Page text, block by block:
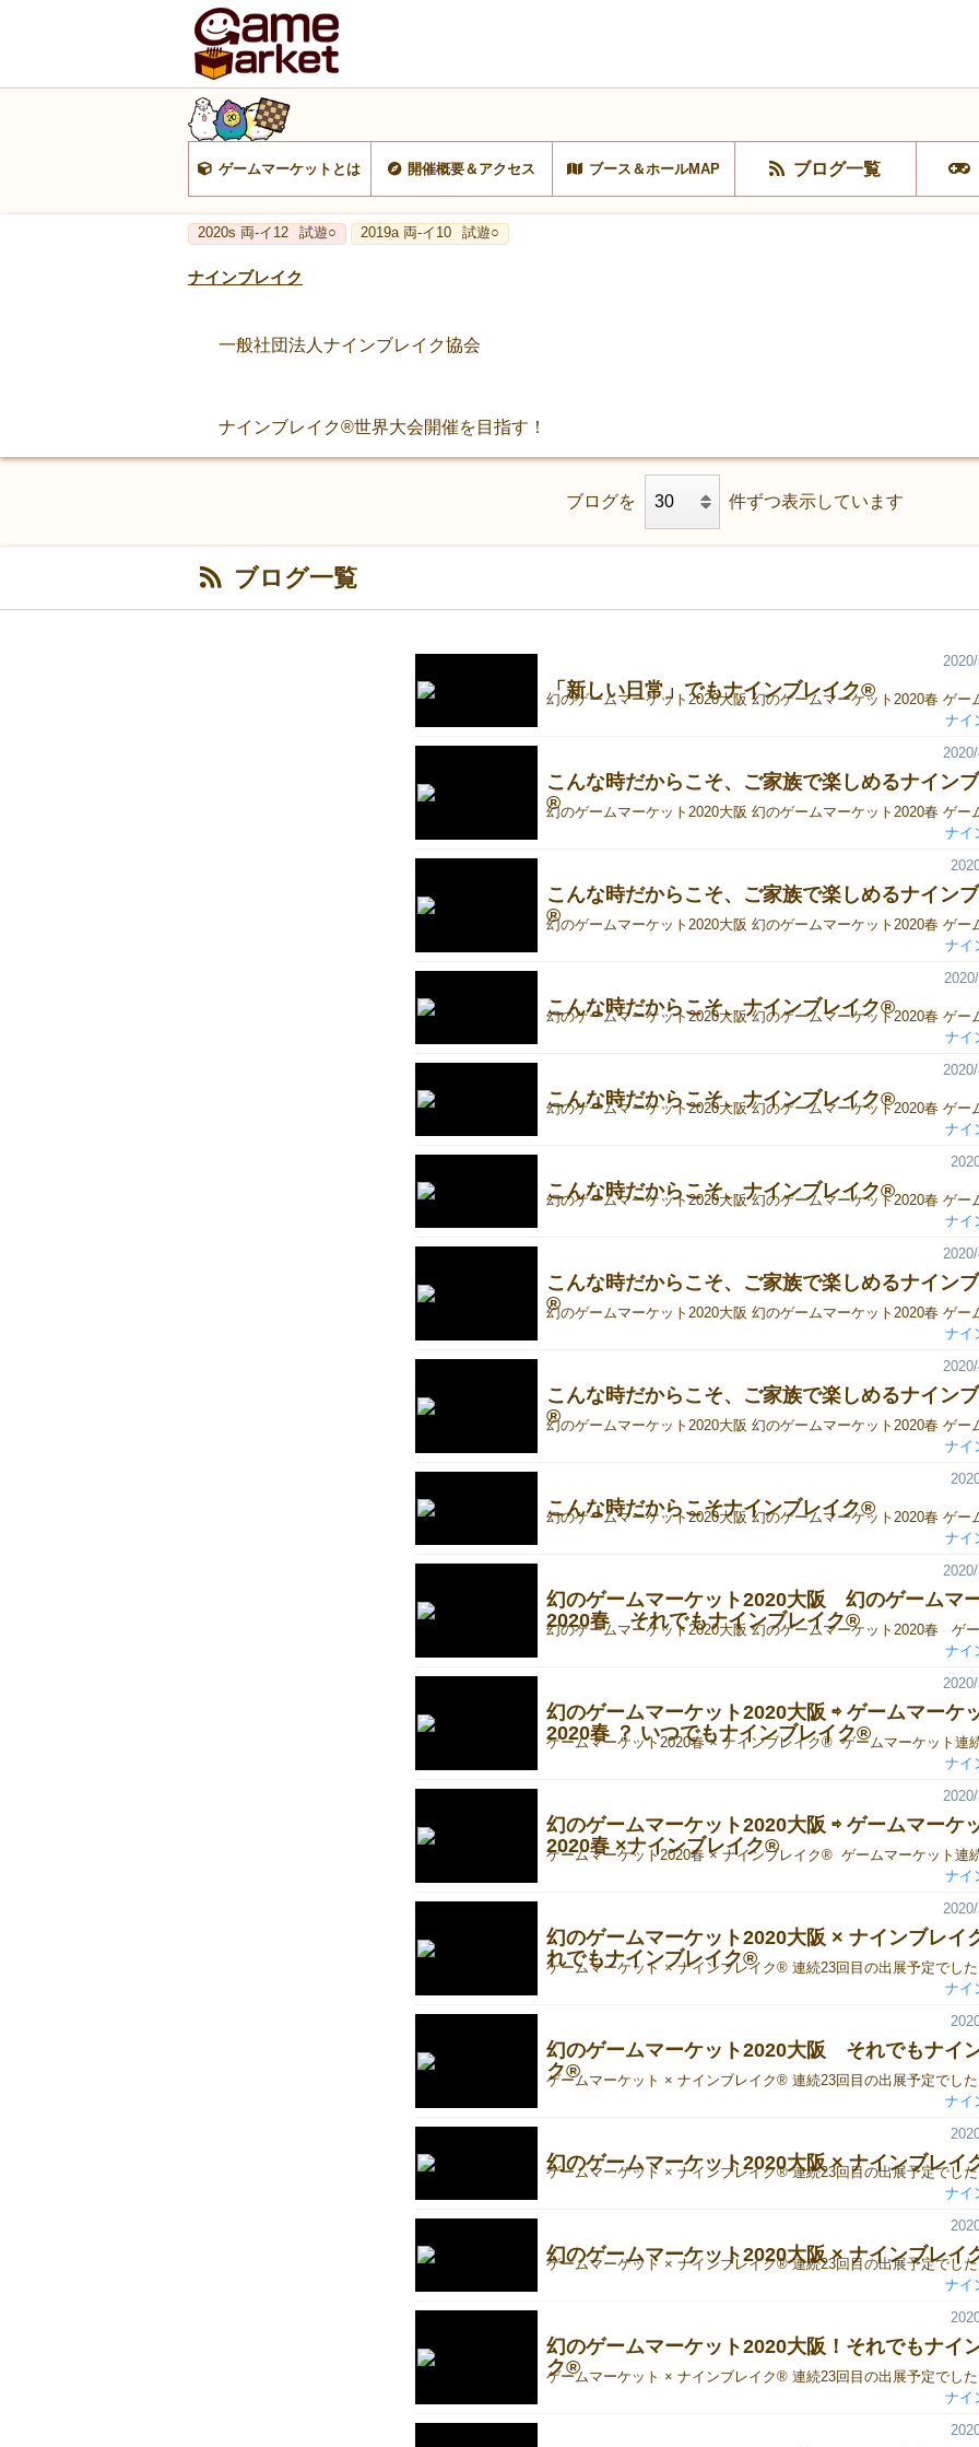
ゲームマーケットとは 開催概要＆アクセス ブース＆ホールMAP ブログ一覧
2020s 両-イ12 試遊○ 2019a 両-イ10 試遊○
ナインブレイク
一般社団法人ナインブレイク協会
ナインブレイク®世界大会開催を目指す！
ブログを 件ずつ表示しています
ブログ一覧
「新しい日常」でもナインブレイク®
ナイ
こんな時だからこそ、ご家族で楽しめるナイン
®
ナイ
こんな時だからこそ、ご家族で楽しめるナイン
®
ナイ
こんな時だからこそ、ナインブレイク®
ナイ
こんな時だからこそ、ナインブレイク®
ナイ
こんな時だからこそ、ナインブレイク®
ナイ
こんな時だからこそ、ご家族で楽しめるナイン
®
ナイ
こんな時だからこそ、ご家族で楽しめるナイン
®
ナイ
こんな時だからこそナインブレイク®
ナイ
幻のゲームマーケット2020大阪 幻のゲームマ
2020春 それでもナインブレイク®
ナイ
幻のゲームマーケット2020大阪 ⇨ ゲームマーケ
2020春 ？ いつでもナインブレイク®
ナイ
幻のゲームマーケット2020大阪 ⇨ ゲームマーケ
2020春 ×ナインブレイク®
ナイ
幻のゲームマーケット2020大阪‬ × ナインブレ
れでもナインブレイク®
ナイ
幻のゲームマーケット2020大阪 それでもナイ
ク®
ナイ
幻のゲームマーケット2020大阪 × ナインブレイ
ナイ
幻のゲームマーケット2020大阪‬ × ナインブレイ
ナイ
幻のゲームマーケット2020大阪！それでもナイ
ク®
ナイ